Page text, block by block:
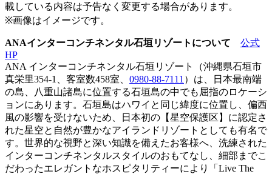
載している内容は予告なく変更する場合があります。
※画像はイメージです。
ANAインターコンチネンタル石垣リゾートについて
公式
HP
ANA インターコンチネンタル石垣リゾート（沖縄県石垣市
真栄里354-1、客室数458室、 0980-88-7111 ）は、日本最南端
の島、八重山諸島に位置する石垣島の中でも屈指のロケーシ
ョンにあります。石垣島はハワイと同じ緯度に位置し、偏西
風の影響を受けないため、日本初の【星空保護区】に認定さ
れた星空と自然が豊かなアイランドリゾートとしても有名で
す。世界的な視野と深い知識を備えたお客様へ、洗練された
インターコンチネンタルスタイルのおもてなし、細部までこ
だわったエレガントなホスピタリティーにより「Live The